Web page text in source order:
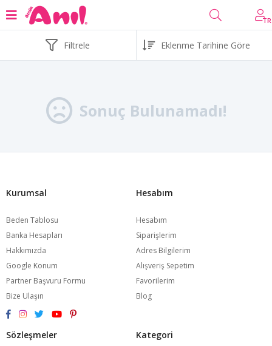
TR
Filtrele
Sonuç Bulunamadı!
Kurumsal
Beden Tablosu
Banka Hesapları
Hakkımızda
Google Konum
Partner Başvuru Formu
Bize Ulaşın
Hesabım
Hesabım
Siparişlerim
Adres Bilgilerim
Alışveriş Sepetim
Favorilerim
Blog
Sözleşmeler Kategori